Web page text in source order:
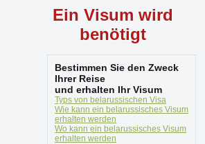
Ein Visum wird
benötigt
Bestimmen Sie den Zweck
Ihrer Reise
und erhalten Ihr Visum
Typs von belarussischen Visa
Wie kann ein belarussisches Visum
erhalten werden
Wo kann ein belarussisches Visum
erhalten werden